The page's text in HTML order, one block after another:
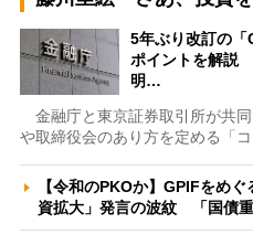
5年ぶり改訂の「
ポイントを解説
明…
金融庁と東京証券取引所が共
や取締役会のあり方を定める「
【令和のPKOか】GPIFをめ
資拡大」発言の波紋 「国債